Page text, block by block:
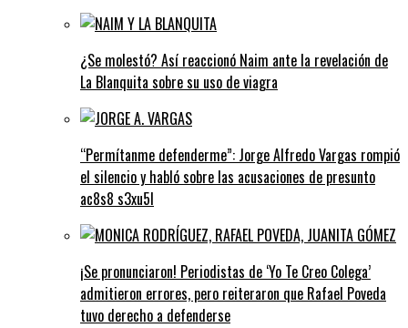
¿Se molestó? Así reaccionó Naim ante la revelación de
La Blanquita sobre su uso de viagra
“Permítanme defenderme”: Jorge Alfredo Vargas rompió
el silencio y habló sobre las acusaciones de presunto
ac8s8 s3xu5l
¡Se pronunciaron! Periodistas de ‘Yo Te Creo Colega’
admitieron errores, pero reiteraron que Rafael Poveda
tuvo derecho a defenderse